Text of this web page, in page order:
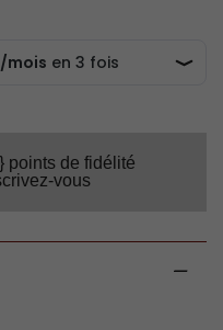
points de fidélité
vous